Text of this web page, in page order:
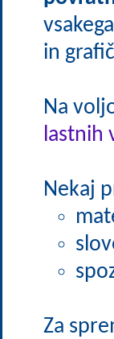
in
Na
lastnih
Nekaj
Za